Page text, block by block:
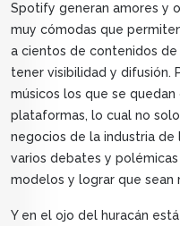
Spotify generan amores y
muy cómodas que
a cientos de contenidos
tener visibilidad y difusión.
músicos los que se quedan
plataformas, lo cual no
negocios de la industria de
varios debates y
modelos y lograr que sean
Y en el ojo del huracán está